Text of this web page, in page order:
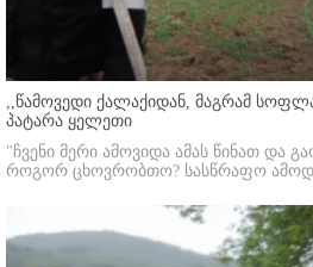
,,წამოვედი ქალაქიდან, მაგრამ
პატარა ყელეთი
"ჩვენი მერი ამოვიდა ამას წინათ და
როგორ ცხოვრობთო? სასწრაფო